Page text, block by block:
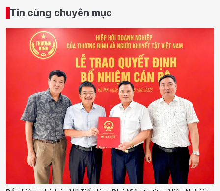
Tin cùng chuyên mục